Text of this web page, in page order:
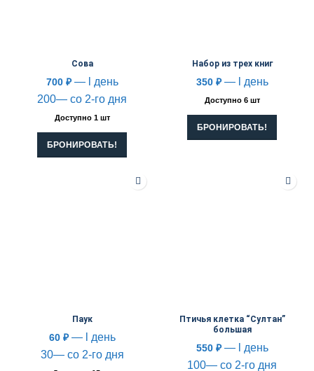
Сова
700 ₽— l день
200— со 2-го дня
Доступно 1 шт
БРОНИРОВАТЬ!
Набор из трех книг
350 ₽— l день
Доступно 6 шт
БРОНИРОВАТЬ!
Паук
60 ₽— l день
30— со 2-го дня
Птичья клетка “Султан”
большая
550 ₽— l день
100— со 2-го дня